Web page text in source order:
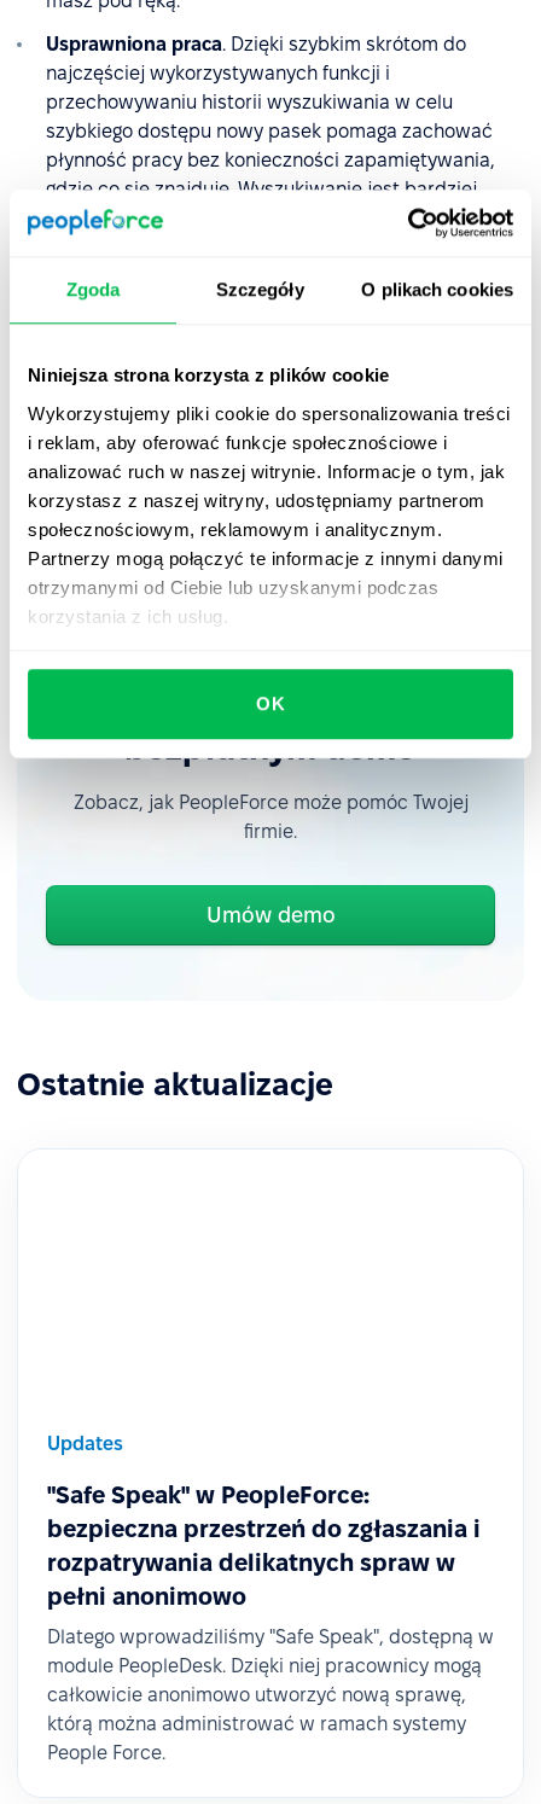
Zgoda Szczegóły O plikach cookies
Niniejsza strona korzysta z plików cookie
Wykorzystujemy pliki cookie do spersonalizowania treści
i reklam, aby oferować funkcje społecznościowe i
analizować ruch w naszej witrynie. Informacje o tym, jak
korzystasz z naszej witryny, udostępniamy partnerom
społecznościowym, reklamowym i analitycznym.
Partnerzy mogą połączyć te informacje z innymi danymi
otrzymanymi od Ciebie lub uzyskanymi podczas
korzystania z ich usług.
OK
Usprawniona praca. Dzięki szybkim skrótom do
najczęściej wykorzystywanych funkcji i
przechowywaniu historii wyszukiwania w celu
szybkiego dostępu nowy pasek pomaga zachować
płynność pracy bez konieczności zapamiętywania,
gdzie co się znajduje. Wyszukiwanie jest bardziej
intuicyjne, co pozwala skupić się na pracy, zamiast
szybsze, bardziej intuicyjne i bezproblemowe. Zmiany w
pasek boczny zostanie udostępniony na początku
stycznia. Stay tuned!
Jak zawsze czekamy na Twoją opinię na temat
wprowadzanych usprawnień. Jeśli masz dodatkowe
pytania lub chcesz dowiedzieć się więcej, napisz do nas!
Spotkaj się z nami na
bezpłatnym demo
Zobacz, jak PeopleForce może pomóc Twojej
firmie.
Umów demo
Ostatnie aktualizacje
Updates
"Safe Speak" w PeopleForce:
bezpieczna przestrzeń do zgłaszania i
rozpatrywania delikatnych spraw w
pełni anonimowo
Dlatego wprowadziliśmy "Safe Speak", dostępną w
module PeopleDesk. Dzięki niej pracownicy mogą
całkowicie anonimowo utworzyć nową sprawę,
którą można administrować w ramach systemy
People Force.